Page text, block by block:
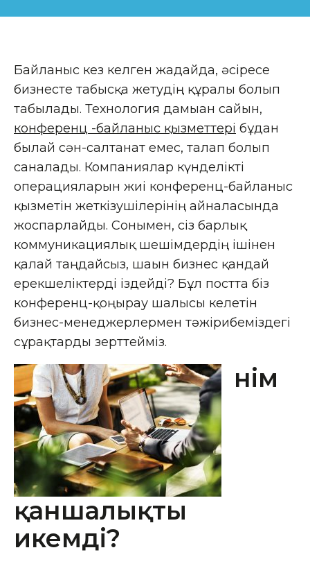
Байланыс кез келген жағдайда, әсіресе
бизнесте табысқа жетудің құралы болып
табылады. Технология дамыған сайын,
конференц -байланыс қызметтері бұдан
былай сән-салтанат емес, талап болып
саналады. Компаниялар күнделікті
операцияларын жиі конференц-байланыс
қызметін жеткізушілерінің айналасында
жоспарлайды. Сонымен, сіз барлық
коммуникациялық шешімдердің ішінен
қалай таңдайсыз, шағын бизнес қандай
ерекшеліктерді іздейді? Бұл постта біз
конференц-қоңырау шалғысы келетін
бизнес-менеджерлермен тәжірибеміздегі
сұрақтарды зерттейміз.
Өнім
қаншалықты
икемді?